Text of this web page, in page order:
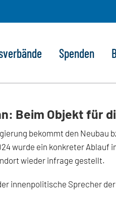
Spenden
Beim Objekt für
bekommt den Neubau
wurde ein konkreter Ablauf
wieder infrage gestellt.
innenpolitische Sprecher